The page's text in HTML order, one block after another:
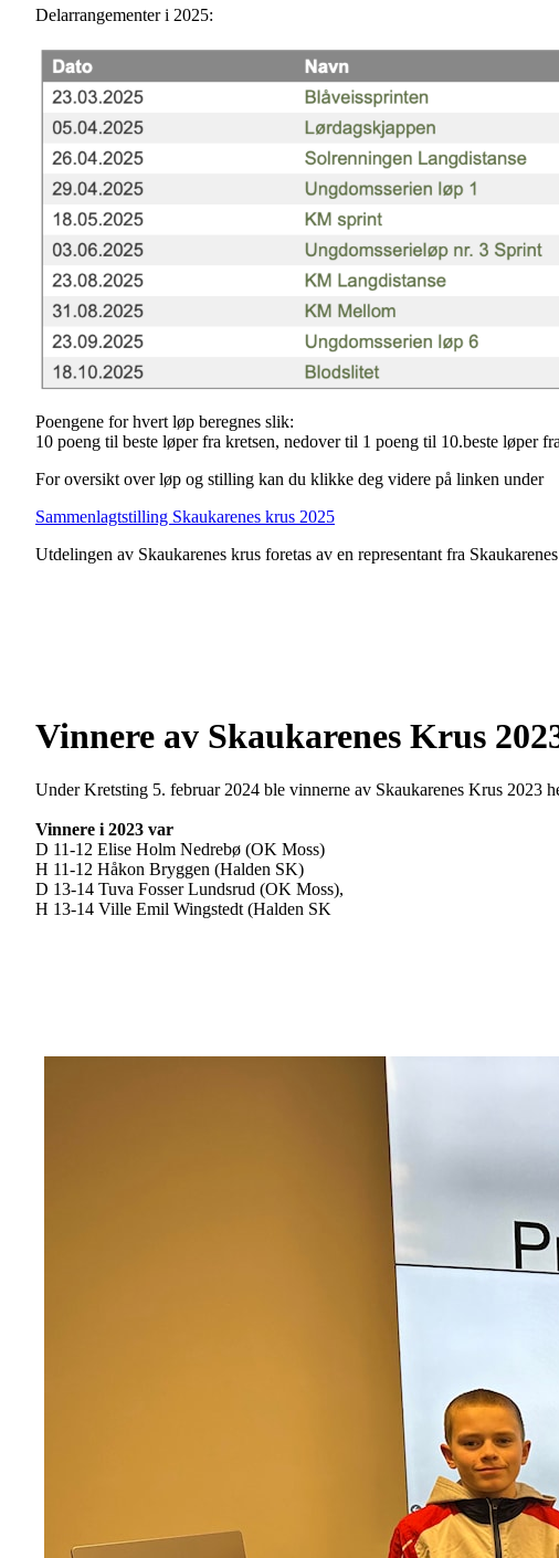
Delarrangementer i 2025:
Poengene for hvert løp beregnes slik:
10 poeng til beste løper fra kretsen, nedover til 1 poeng til 10.beste løper
For oversikt over løp og stilling kan du klikke deg videre på linken under
Sammenlagtstilling Skaukarenes krus 2025
Utdelingen av Skaukarenes krus foretas av en representant fra
Vinnere av Skaukarenes Krus
Under Kretsting 5. februar 2024 ble vinnerne av Skaukarenes Krus 2023
Vinnere i 2023 var
D 11-12 Elise Holm Nedrebø (OK Moss)
H 11-12 Håkon Bryggen (Halden SK)
D 13-14 Tuva Fosser Lundsrud (OK Moss),
H 13-14 Ville Emil Wingstedt (Halden SK